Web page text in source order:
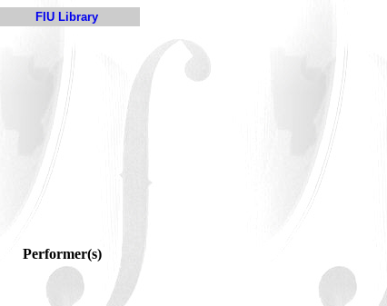
FIU Library
Performer(s)